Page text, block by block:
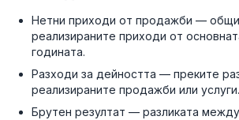
Нетни приходи от продажби —
реализираните приходи от
годината.
Разходи за дейността — преките
реализираните продажби или услуги.
Брутен резултат — разликата